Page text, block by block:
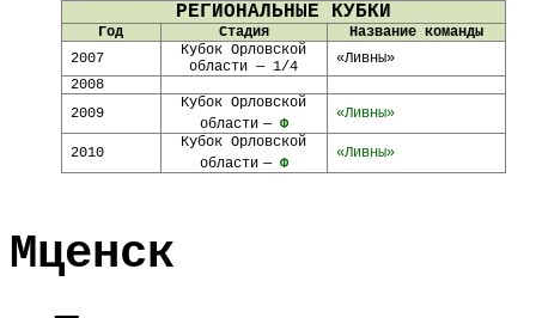
РЕГИОНАЛЬНЫЕ КУБКИ
Год Стадия
Название команды
2007
Кубок Орловской
области — 1/4
«Ливны»
2008
2009
Кубок Орловской
области — Ф
«Ливны»
2010
Кубок Орловской
области — Ф
«Ливны»
Мценск